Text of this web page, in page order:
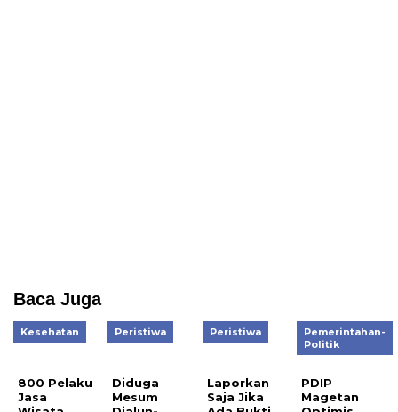
Baca Juga
Kesehatan
800 Pelaku
Jasa
Peristiwa
Diduga
Mesum
Peristiwa
Laporkan
Saja Jika
Pemerintahan-
Politik
PDIP
Magetan